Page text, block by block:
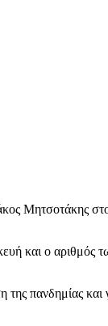
Μητσοτάκης
και ο αριθμός
πανδημίας και